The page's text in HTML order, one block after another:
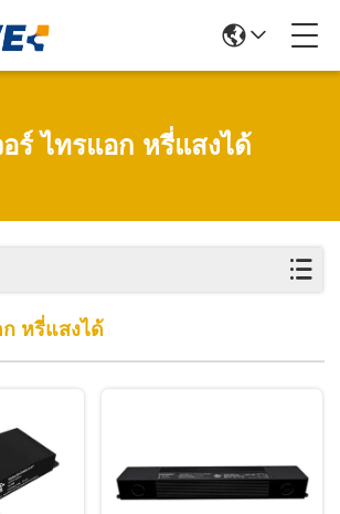
อร์ ไทรแอก หรี่แสงได้
หรี่แสงได้